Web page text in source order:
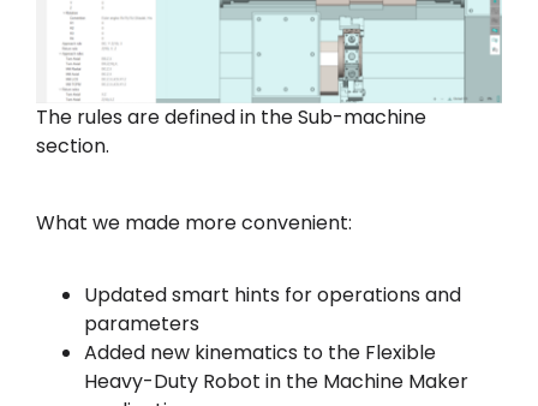
The rules are defined in the Sub-machine
section.
What we made more convenient:
Updated smart hints for operations and
parameters
Added new kinematics to the Flexible
Heavy-Duty Robot in the Machine Maker